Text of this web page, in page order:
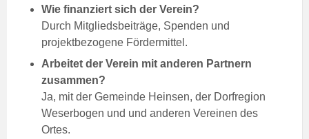
Wie finanziert sich der Verein?
Durch Mitgliedsbeiträge, Spenden und
projektbezogene Fördermittel.
Arbeitet der Verein mit anderen Partnern
zusammen?
Ja, mit der Gemeinde Heinsen, der Dorfregion
Weserbogen und und anderen Vereinen des
Ortes.